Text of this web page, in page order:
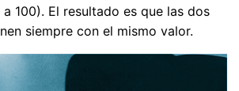
100). El resultado es que las dos
siempre con el mismo valor.